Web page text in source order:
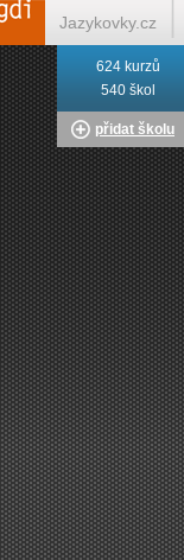
624 kurzů
540 škol
přidat školu
Jazykovky.cz
Italština on-line